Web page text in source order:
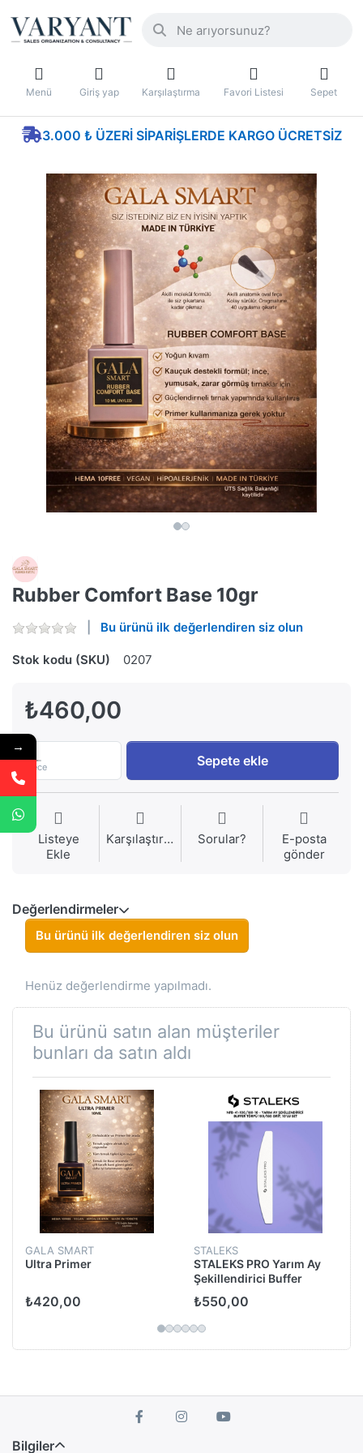
Menü Giriş yap Karşılaştırma Favori Listesi Sepet
3.000 ₺ ÜZERI SIPARIŞLERDE KARGO ÜCRETSIZ
Rubber Comfort Base 10gr
Bu ürünü ilk değerlendiren siz olun
Stok kodu (SKU) 0207
₺460,00
Piece Sepete ekle
Listeye
Ekle
Karşılaştırma Sorular?
E-posta
gönder
Değerlendirmeler
Bu ürünü ilk değerlendiren siz olun
Henüz değerlendirme yapılmadı.
Bu ürünü satın alan müşteriler
bunları da satın aldı
GALA SMART
Ultra Primer
₺420,00
STALEKS
STALEKS PRO Yarım Ay
Şekillendirici Buffer
Törpü 100/180 Grit, 10'lu
Set
₺550,00
Bilgiler
→